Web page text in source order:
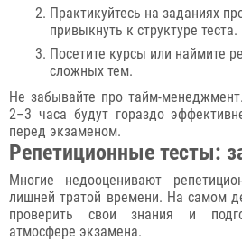
Практикуйтесь на заданиях
привыкнуть к структуре теста.
Посетите курсы или наймите
сложных тем.
Не забывайте про тайм-
2–3 часа будут гораздо
перед экзаменом.
Репетиционные тесты:
Многие недооценивают
лишней тратой времени. На самом
проверить свои знания и
атмосфере экзамена.